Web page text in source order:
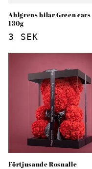
Ahlgrens bilar Green cars
130g
Ordinarie
3 SEK
Förtjusande Rosnalle